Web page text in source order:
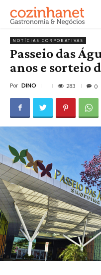
NOTÍCIAS CORPORATIVAS
Passeio das
anos e sorteio
Por DINO 283 0